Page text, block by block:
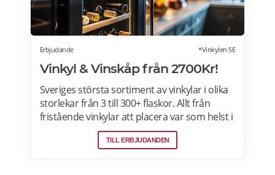
Erbjudande *Vinkylen SE
Vinkyl & Vinskåp från 2700Kr!
Sveriges största sortiment av vinkylar i olika
storlekar från 3 till 300+ flaskor. Allt från
fristående vinkylar att placera var som helst i
hemmet, till inbyggda eller integrerbara
vinkylar som elegant smälter in i
TILL ERBJUDANDEN